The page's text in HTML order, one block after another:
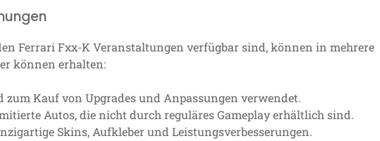
Ferrari Fxx-K Veranstaltungen verfügbar sind, können in mehrere
können erhalten:
zum Kauf von Upgrades und Anpassungen verwendet.
Autos, die nicht durch reguläres Gameplay erhältlich sind.
Skins, Aufkleber und Leistungsverbesserungen.